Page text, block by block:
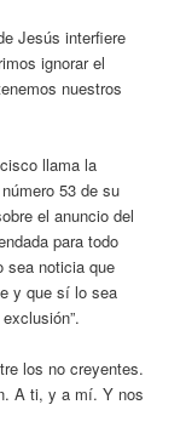
Jesús interfiere
ignorar el
nuestros
llama la
53 de su
el anuncio del
para todo
sea noticia que
y que sí lo sea
los no creyentes.
A ti, y a mí. Y nos